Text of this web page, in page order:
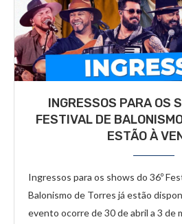
INGRESSOS PARA OS
FESTIVAL DE
ESTÃO À
Ingressos para os shows do 36º
Balonismo de Torres já estão
evento ocorre de 30 de abril a 3 de